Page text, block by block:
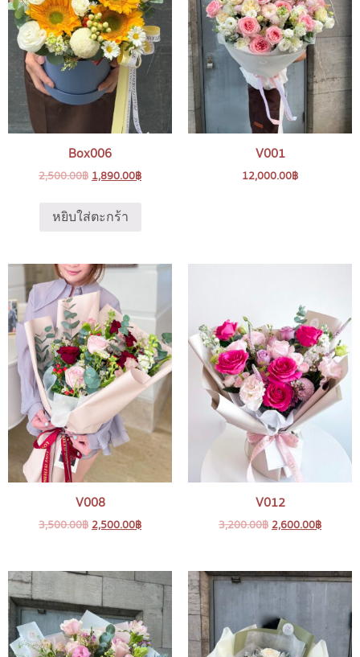
Box006
2,500.00฿ 1,890.00฿
หยิบใส่ตะกร้า
V001
12,000.00฿
V008
3,500.00฿ 2,500.00฿
V012
3,200.00฿ 2,600.00฿